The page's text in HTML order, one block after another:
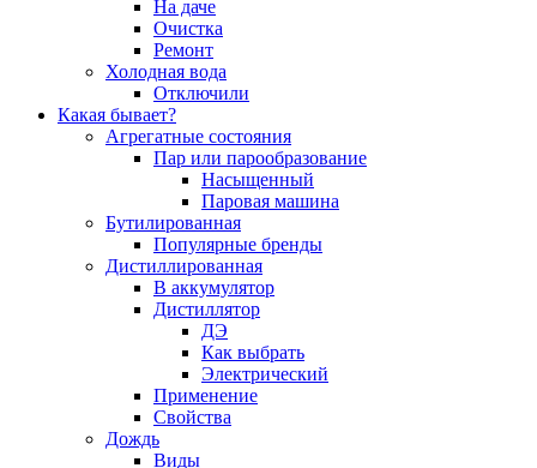
На даче
Очистка
Ремонт
Холодная вода
Отключили
Какая бывает?
Агрегатные состояния
Пар или парообразование
Насыщенный
Паровая машина
Бутилированная
Популярные бренды
Дистиллированная
В аккумулятор
Дистиллятор
ДЭ
Как выбрать
Электрический
Применение
Свойства
Дождь
Виды